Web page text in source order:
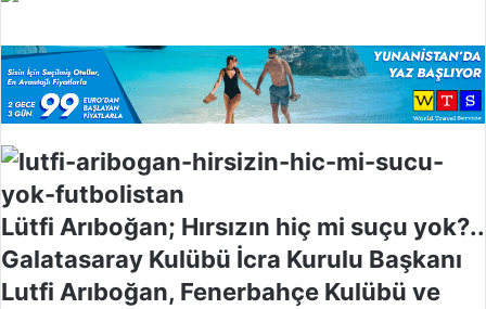
w
o
n
X
Lütfi Arıboğan; Hırsızın hiç mi suçu yok?..
Galatasaray Kulübü İcra Kurulu Başkanı
Lutfi Arıboğan, Fenerbahçe Kulübü ve